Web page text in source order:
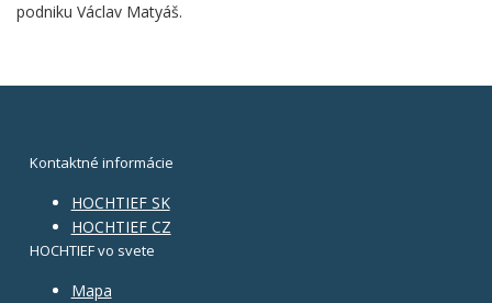
podniku Václav Matyáš.
Kontaktné informácie
HOCHTIEF SK
HOCHTIEF CZ
HOCHTIEF vo svete
Mapa